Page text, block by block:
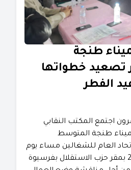
طنجة
تصعيد خطواتها
الفطر
اجتمع المكتب النقابي
طنجة المتوسط
العام للشغالين مساء يوم
الخميس 28 أبريل 2022 بمقر حزب الاستقلال بفرسيوة